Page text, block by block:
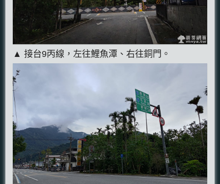
▲ 接台9丙線，左往鯉魚潭、右往銅門。